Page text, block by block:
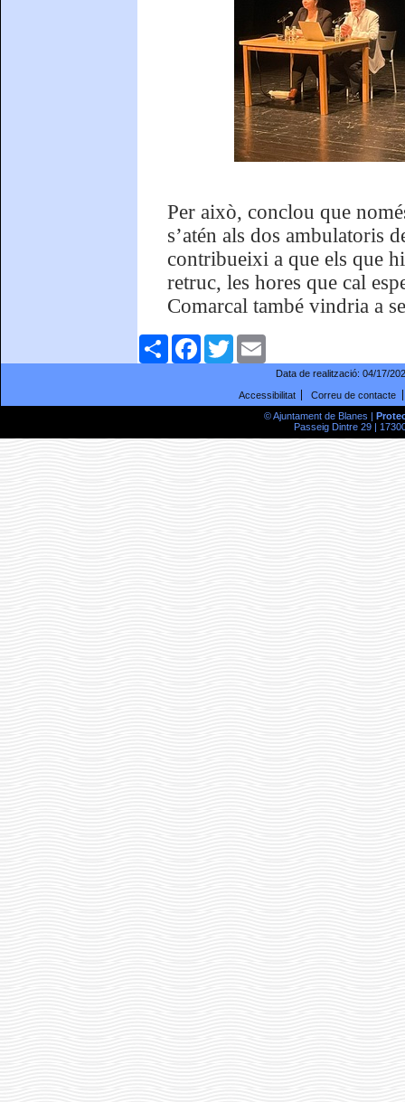
Per això, conclou que
s’atén als dos ambulatoris
contribueixi a que els que
retruc, les hores que cal
Comarcal també vindria a
ComparteixFacebookTwitter
Data de realització: 04/17/
Accessibilitat
Correu de contacte
© Ajuntament de Blanes |
Passeig Dintre 29 |